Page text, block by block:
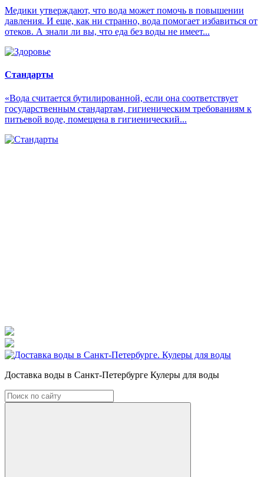
Медики утверждают, что вода может помочь в повышении
давления. И еще, как ни странно, вода помогает избавиться от
отеков. А знали ли вы, что еда без воды не имеет...
Стандарты
«Вода считается бутилированной, если она соответствует
государственным стандартам, гигиеническим требованиям к
питьевой воде, помещена в гигиенический...
Доставка воды в Санкт-Петербурге Кулеры для воды